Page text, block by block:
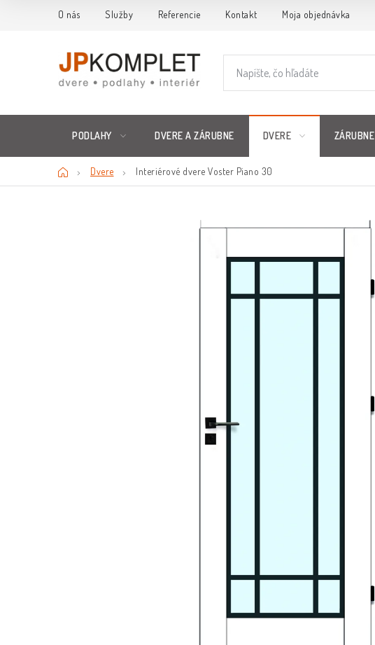
O nás Služby Referencie Kontakt Moja objednávka
PODLAHY DVERE A ZÁRUBNE DVERE ZÁRUBNE
DomovDvere Interiérové dvere Voster Piano 30